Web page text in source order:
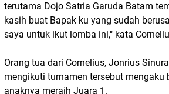
terutama Dojo Satria Garuda Batam
kasih buat Bapak ku yang sudah
saya untuk ikut lomba ini," kata
Orang tua dari Cornelius, Jonrius
mengikuti turnamen tersebut mengaku
anaknya meraih Juara 1.